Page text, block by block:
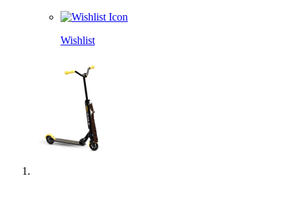
Wishlist